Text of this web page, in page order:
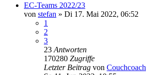
EC-Teams 2022/23
von stefan » Di 17. Mai 2022, 06:52
1
2
3
23 Antworten
170280 Zugriffe
Letzter Beitrag von Couchcoach